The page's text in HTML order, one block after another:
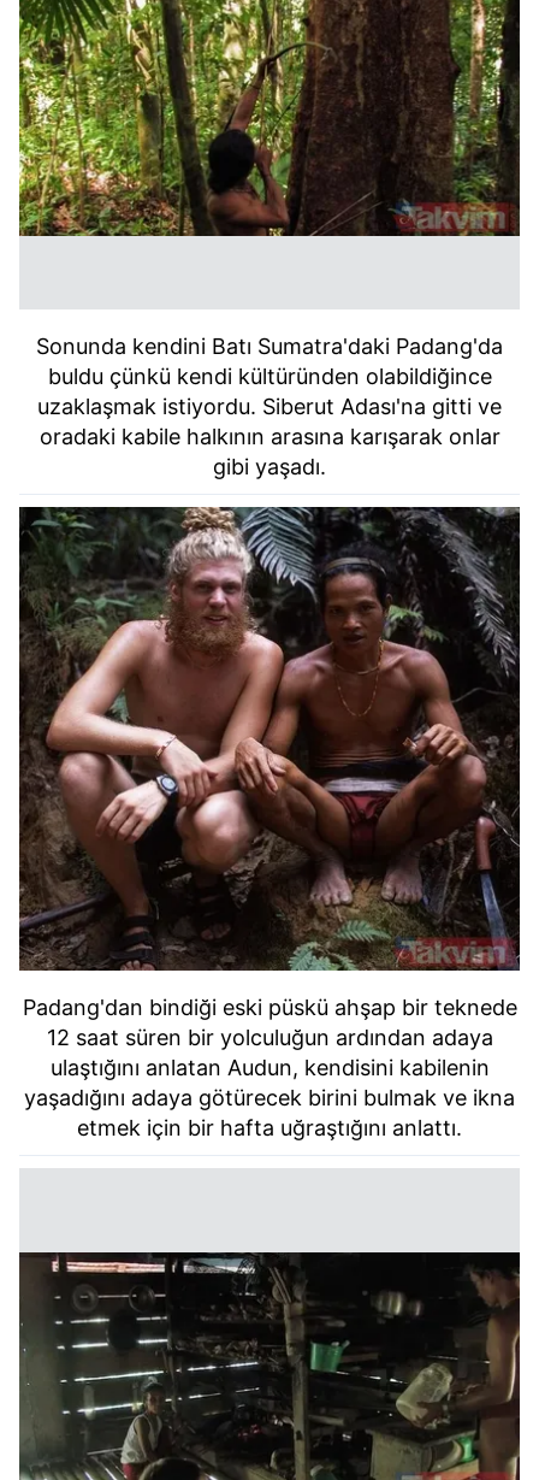
Sonunda kendini Batı Sumatra'daki Padang'da
buldu çünkü kendi kültüründen olabildiğince
uzaklaşmak istiyordu. Siberut Adası'na gitti ve
oradaki kabile halkının arasına karışarak onlar
gibi yaşadı.
Padang'dan bindiği eski püskü ahşap bir teknede
12 saat süren bir yolculuğun ardından adaya
ulaştığını anlatan Audun, kendisini kabilenin
yaşadığını adaya götürecek birini bulmak ve ikna
etmek için bir hafta uğraştığını anlattı.